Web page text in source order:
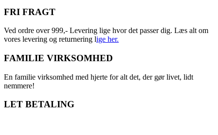
FRI FRAGT
Ved ordre over 999,- Levering lige hvor det passer dig. Læs alt om
vores levering og returnering lige her.
FAMILIE VIRKSOMHED
En familie virksomhed med hjerte for alt det, der gør livet, lidt
nemmere!
LET BETALING